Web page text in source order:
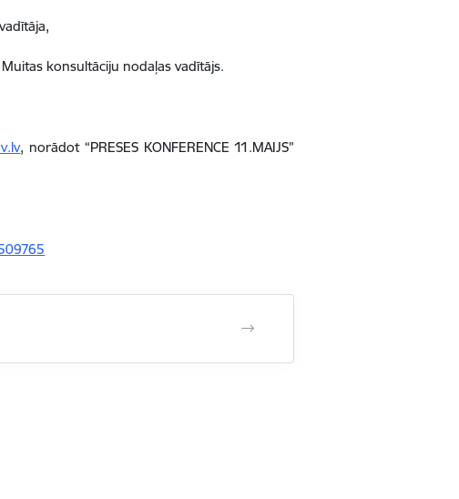
konsultāciju nodaļas vadītājs.
, norādot “PRESES KONFERENCE 11.MAIJS”